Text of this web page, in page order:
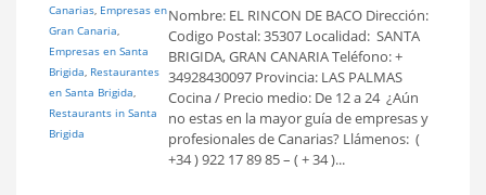
Canarias, Empresas en
Gran Canaria,
Empresas en Santa
Brigida, Restaurantes
en Santa Brigida,
Restaurants in Santa
Brigida
Nombre: EL RINCON DE BACO Dirección:
Codigo Postal: 35307 Localidad: SANTA
BRIGIDA, GRAN CANARIA Teléfono: +
34928430097 Provincia: LAS PALMAS
Cocina / Precio medio: De 12 a 24  ¿Aún
no estas en la mayor guía de empresas y
profesionales de Canarias? Llámenos: (
+34 ) 922 17 89 85 – ( + 34 )...